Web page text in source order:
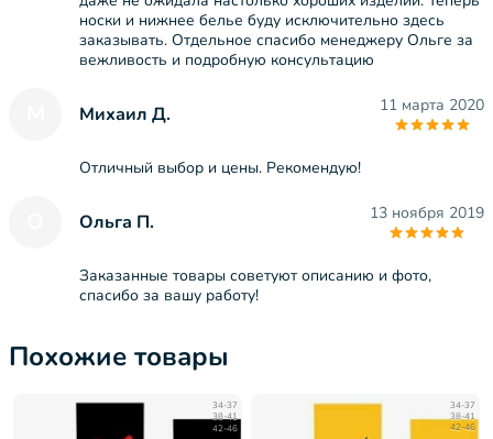
носки и нижнее белье буду исключительно здесь
заказывать. Отдельное спасибо менеджеру Ольге за
вежливость и подробную консультацию
Михаил Д. 11 марта 2020
Отличный выбор и цены. Рекомендую!
Ольга П. 13 ноября 2019
Заказанные товары советуют описанию и фото,
спасибо за вашу работу!
Похожие товары
34-37
38-41
42-46
34-37
38-41
42-46